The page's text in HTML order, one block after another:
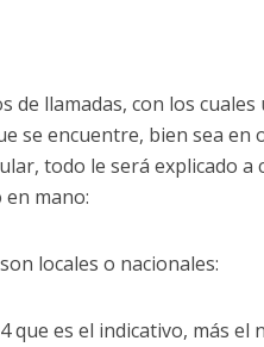
de llamadas, con los
se encuentre, bien sea en
todo le será explicado a
mano:
locales o nacionales:
que es el indicativo, más el